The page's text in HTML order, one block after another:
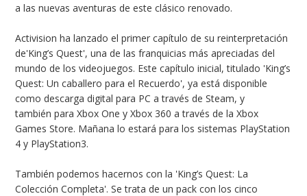
a las nuevas aventuras de este clásico renovado.
Activision ha lanzado el primer capítulo de su reinterpretación
de'King’s Quest', una de las franquicias más apreciadas del
mundo de los videojuegos. Este capítulo inicial, titulado 'King’s
Quest: Un caballero para el Recuerdo', ya está disponible
como descarga digital para PC a través de Steam, y
también para Xbox One y Xbox 360 a través de la Xbox
Games Store. Mañana lo estará para los sistemas PlayStation
4 y PlayStation3.
También podemos hacernos con la 'King’s Quest: La
Colección Completa'. Se trata de un pack con los cinco